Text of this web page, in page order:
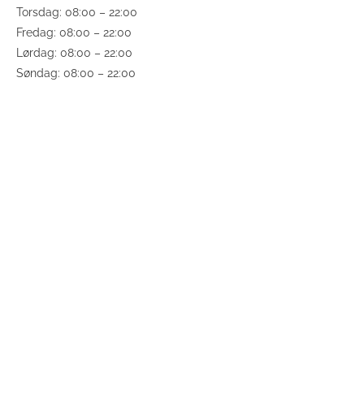
Torsdag: 08:00 – 22:00
Fredag: 08:00 – 22:00
Lørdag: 08:00 – 22:00
Søndag: 08:00 – 22:00